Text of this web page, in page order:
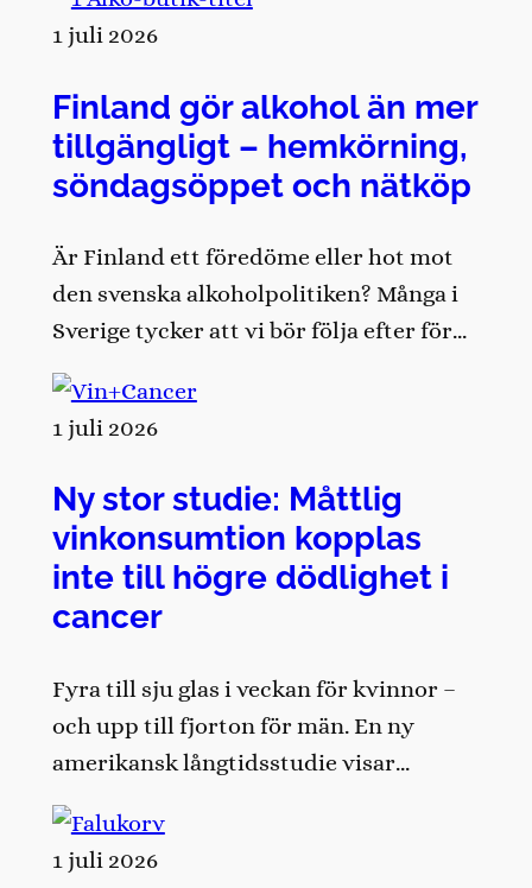
1 juli 2026
Finland gör alkohol än mer
tillgängligt – hemkörning,
söndagsöppet och nätköp
Är Finland ett föredöme eller hot mot
den svenska alkoholpolitiken? Många i
Sverige tycker att vi bör följa efter för…
1 juli 2026
Ny stor studie: Måttlig
vinkonsumtion kopplas
inte till högre dödlighet i
cancer
Fyra till sju glas i veckan för kvinnor –
och upp till fjorton för män. En ny
amerikansk långtidsstudie visar…
1 juli 2026